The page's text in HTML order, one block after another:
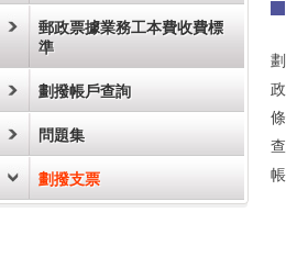
郵政票據業務工本費收費標
準
劃撥帳戶查詢
問題集
劃撥支票